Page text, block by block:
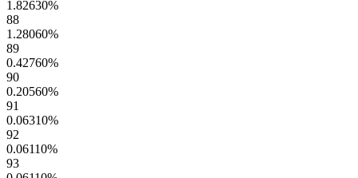
1.82630%
88
1.28060%
89
0.42760%
90
0.20560%
91
0.06310%
92
0.06110%
93